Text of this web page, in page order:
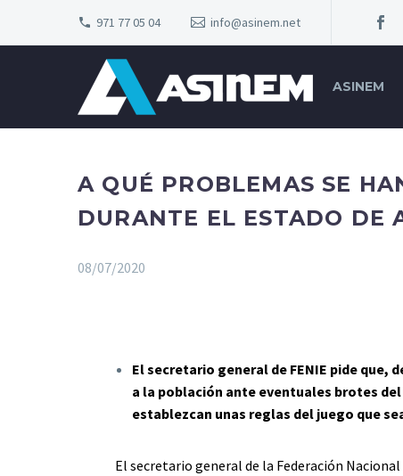
971 77 05 04 info@asinem.net
ASINEM
A QUÉ PROBLEMAS SE
DURANTE EL ESTADO DE
08/07/2020
El secretario general de FENIE pide que,
a la población ante eventuales brotes del
establezcan unas reglas del juego que
El secretario general de la Federación